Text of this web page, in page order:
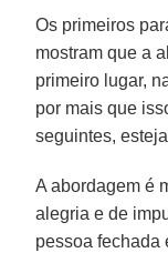
Os primeiros
mostram que a
primeiro lugar,
por mais que
seguintes,
A abordagem é
alegria e de
pessoa fechada